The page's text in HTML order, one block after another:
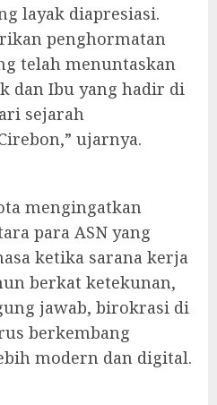
layak diapresiasi.
penghormatan
telah menuntaskan
dan Ibu yang hadir di
sejarah
ujarnya.
mengingatkan
para ASN yang
ketika sarana kerja
berkat ketekunan,
jawab, birokrasi di
berkembang
modern dan digital.